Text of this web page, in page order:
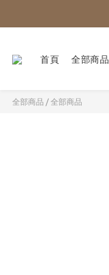
首頁 全部商品
全部商品 / 全部商品